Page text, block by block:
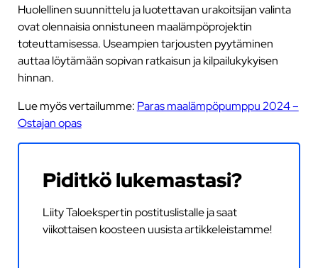
Huolellinen suunnittelu ja luotettavan urakoitsijan valinta
ovat olennaisia onnistuneen maalämpöprojektin
toteuttamisessa. Useampien tarjousten pyytäminen
auttaa löytämään sopivan ratkaisun ja kilpailukykyisen
hinnan.
Lue myös vertailumme: Paras maalämpöpumppu 2024 –
Ostajan opas
Piditkö lukemastasi?
Liity Taloekspertin postituslistalle ja saat
viikottaisen koosteen uusista artikkeleistamme!